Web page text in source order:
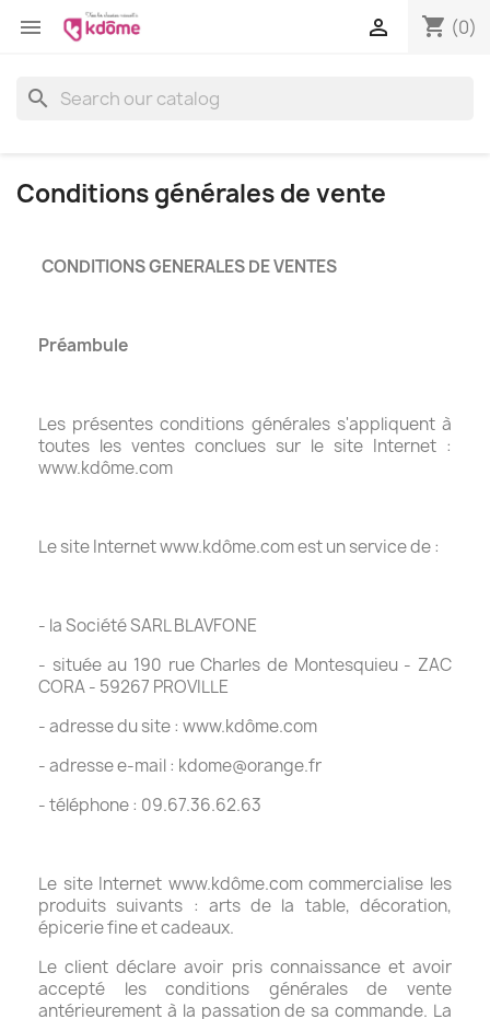
 shopping_cart (0)

search
Conditions générales de vente
CONDITIONS GENERALES DE VENTES
Préambule
Les présentes conditions générales s'appliquent à
toutes les ventes conclues sur le site Internet :
www.kdôme.com
Le site Internet www.kdôme.com est un service de :
- la Société SARL BLAVFONE
- située au 190 rue Charles de Montesquieu - ZAC
CORA - 59267 PROVILLE
- adresse du site : www.kdôme.com
- adresse e-mail : kdome@orange.fr
- téléphone : 09.67.36.62.63
Le site Internet www.kdôme.com commercialise les
produits suivants : arts de la table, décoration,
épicerie fine et cadeaux.
Le client déclare avoir pris connaissance et avoir
accepté les conditions générales de vente
antérieurement à la passation de sa commande. La